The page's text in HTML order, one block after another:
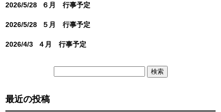
2026/5/28 ６月 行事予定
2026/5/28 ５月 行事予定
2026/4/3 ４月 行事予定
最近の投稿